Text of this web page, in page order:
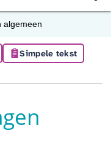
algemeen
Simpele tekst